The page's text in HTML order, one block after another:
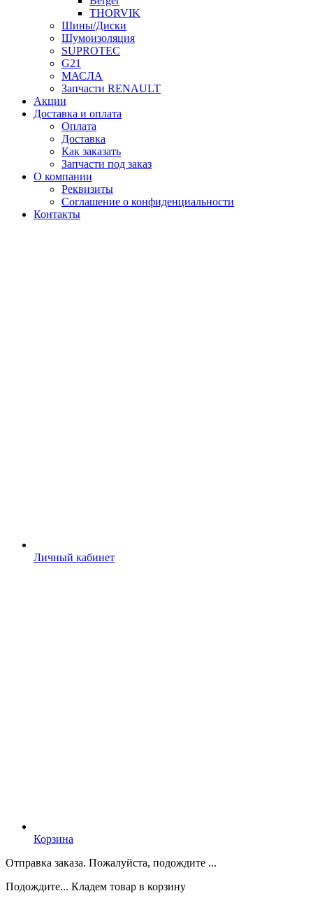
THORVIK
Шины/Диски
Шумоизоляция
SUPROTEC
G21
МАСЛА
Запчасти RENAULT
Акции
Доставка и оплата
Оплата
Доставка
Как заказать
Запчасти под заказ
О компании
Реквизиты
Соглашение о конфиденциальности
Контакты
Личный кабинет
Корзина
Отправка заказа. Пожалуйста, подождите ...
Подождите... Кладем товар в корзину